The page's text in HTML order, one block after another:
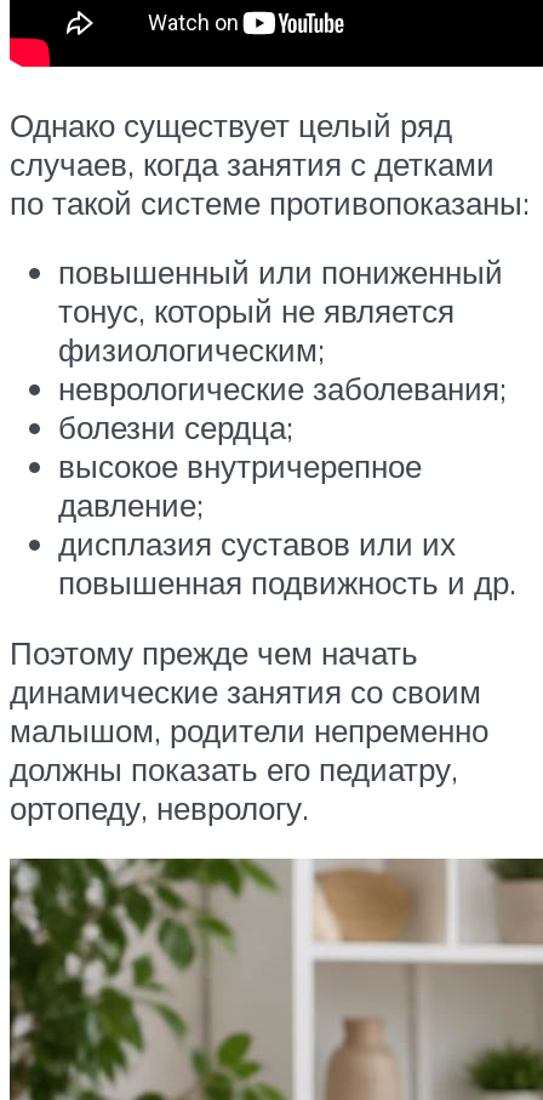
Однако существует целый ряд
случаев, когда занятия с детками
по такой системе противопоказаны:
повышенный или пониженный
тонус, который не является
физиологическим;
неврологические заболевания;
болезни сердца;
высокое внутричерепное
давление;
дисплазия суставов или их
повышенная подвижность и др.
Поэтому прежде чем начать
динамические занятия со своим
малышом, родители непременно
должны показать его педиатру,
ортопеду, неврологу.